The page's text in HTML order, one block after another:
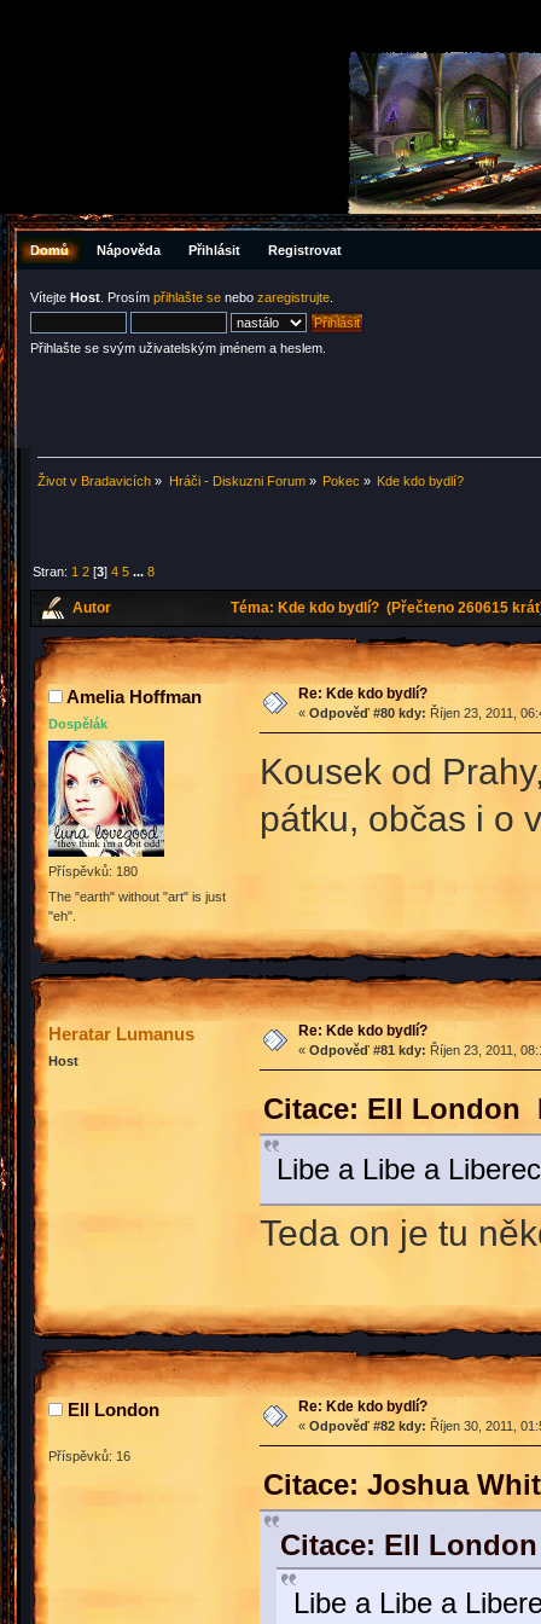
Domů Nápověda Přihlásit Registrovat
Vítejte Host . Prosím přihlašte se nebo zaregistrujte
Přihlašte se svým uživatelským jménem a heslem.
Život v Bradavicích » Hráči - Diskuzni Forum» Pokec » Kde kdo bydlí?
Stran: 1 2 [3]4 5 ...8
Autor Téma: Kde kdo bydlí? (Přečteno 260615
Amelia Hoffman
Dospělák
Příspěvků: 180
The "earth" without "art" is just
"eh".
Re: Kde kdo bydlí?
« Odpověď #80 kdy: Říjen 23, 2011,
Kousek od
pátku, občas i o
Heratar Lumanus
Host
Re: Kde kdo bydlí?
« Odpověď #81 kdy: Říjen 23, 2011,
Citace: Ell London
Libe a Libe a
Teda on je tu
Ell London
Příspěvků: 16
Re: Kde kdo bydlí?
« Odpověď #82 kdy: Říjen 30, 2011,
Citace: Joshua
Citace: Ell
Libe a Libe a